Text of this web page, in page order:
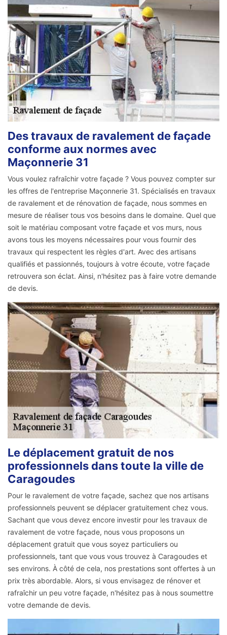
Des travaux de ravalement de façade
conforme aux normes avec
Maçonnerie 31
Vous voulez rafraîchir votre façade ? Vous pouvez compter sur
les offres de l'entreprise Maçonnerie 31. Spécialisés en travaux
de ravalement et de rénovation de façade, nous sommes en
mesure de réaliser tous vos besoins dans le domaine. Quel que
soit le matériau composant votre façade et vos murs, nous
avons tous les moyens nécessaires pour vous fournir des
travaux qui respectent les règles d'art. Avec des artisans
qualifiés et passionnés, toujours à votre écoute, votre façade
retrouvera son éclat. Ainsi, n'hésitez pas à faire votre demande
de devis.
Le déplacement gratuit de nos
professionnels dans toute la ville de
Caragoudes
Pour le ravalement de votre façade, sachez que nos artisans
professionnels peuvent se déplacer gratuitement chez vous.
Sachant que vous devez encore investir pour les travaux de
ravalement de votre façade, nous vous proposons un
déplacement gratuit que vous soyez particuliers ou
professionnels, tant que vous vous trouvez à Caragoudes et
ses environs. À côté de cela, nos prestations sont offertes à un
prix très abordable. Alors, si vous envisagez de rénover et
rafraîchir un peu votre façade, n'hésitez pas à nous soumettre
votre demande de devis.